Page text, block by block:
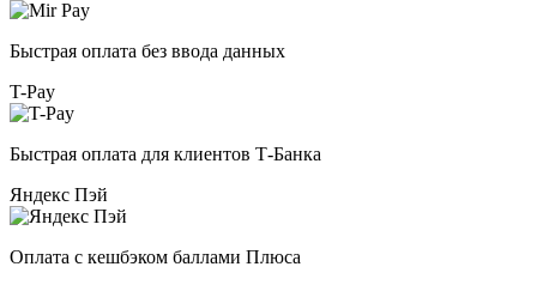
Быстрая оплата без ввода данных
T-Pay
Быстрая оплата для клиентов Т-Банка
Яндекс Пэй
Оплата с кешбэком баллами Плюса